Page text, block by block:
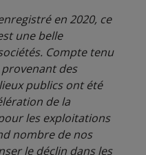
en 2020, ce
une belle
Compte tenu
des
publics ont été
de la
les exploitations
nombre de nos
le déclin dans les